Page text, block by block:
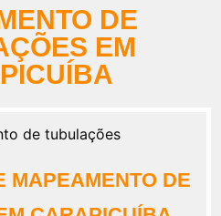
DE
EM
MAPEAMENTO DE